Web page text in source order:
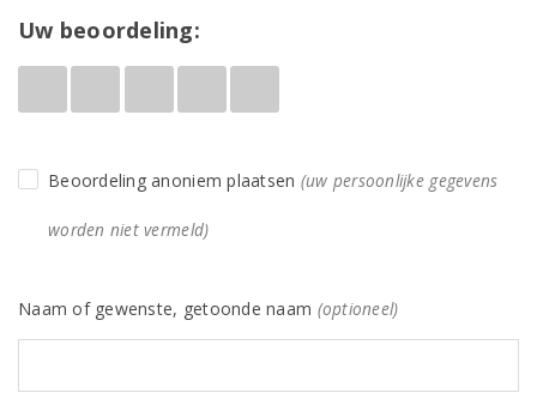
Uw beoordeling:
Beoordeling anoniem plaatsen (uw persoonlijke gegevens
worden niet vermeld)
Naam of gewenste, getoonde naam (optioneel)